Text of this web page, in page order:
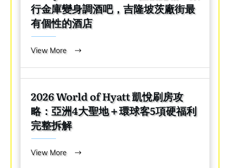
行金庫變身調酒吧，吉隆坡茨廠街最
有個性的酒店
View More
2026 World of Hyatt 凱悅刷房攻
略：亞洲4大聖地＋環球客5項硬福利
完整拆解
View More